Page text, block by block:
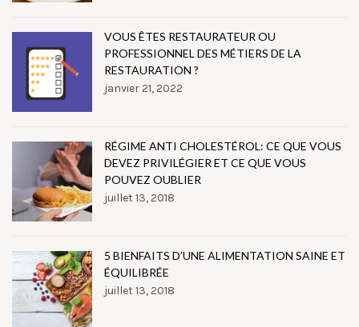
VOUS ÊTES RESTAURATEUR OU
PROFESSIONNEL DES MÉTIERS DE LA
RESTAURATION ?
janvier 21, 2022
RÉGIME ANTI CHOLESTÉROL: CE QUE VOUS
DEVEZ PRIVILÉGIER ET CE QUE VOUS
POUVEZ OUBLIER
juillet 13, 2018
5 BIENFAITS D’UNE ALIMENTATION SAINE ET
ÉQUILIBRÉE
juillet 13, 2018